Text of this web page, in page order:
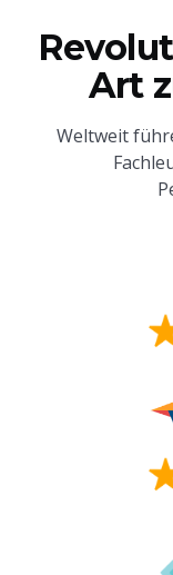
Art
Weltweit